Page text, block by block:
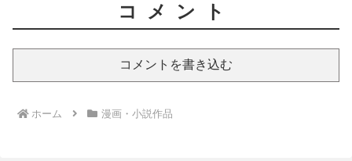
コメント
コメントを書き込む
ホーム 漫画・小説作品